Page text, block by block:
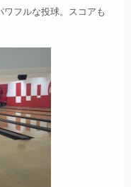
フルな投球。スコアも